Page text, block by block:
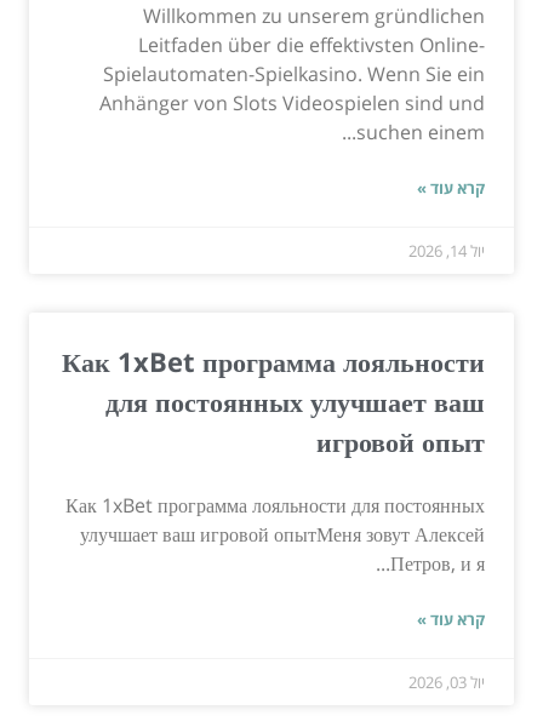
Willkommen zu unserem gründlichen
Leitfaden über die effektivsten Online-
Spielautomaten-Spielkasino. Wenn Sie ein
Anhänger von Slots Videospielen sind und
suchen einem...
קרא עוד »
יול 14, 2026
Как 1xBet программа лояльности
для постоянных улучшает ваш
игровой опыт
Как 1xBet программа лояльности для постоянных
улучшает ваш игровой опытМеня зовут Алексей
Петров, и я...
קרא עוד »
יול 03, 2026